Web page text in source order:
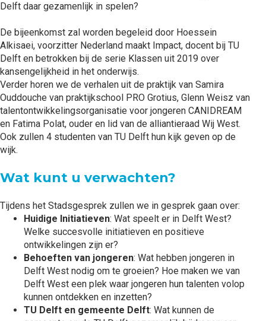
Delft daar gezamenlijk in spelen?
De bijeenkomst zal worden begeleid door Hoessein
Alkisaei, voorzitter Nederland maakt Impact, docent bij TU
Delft en betrokken bij de serie Klassen uit 2019 over
kansengelijkheid in het onderwijs.
Verder horen we de verhalen uit de praktijk van Samira
Ouddouche van praktijkschool PRO Grotius, Glenn Weisz van
talentontwikkelingsorganisatie voor jongeren CANIDREAM
en Fatima Polat, ouder en lid van de alliantieraad Wij West.
Ook zullen 4 studenten van TU Delft hun kijk geven op de
wijk.
Wat kunt u verwachten?
Tijdens het Stadsgesprek zullen we in gesprek gaan over:
Huidige Initiatieven: Wat speelt er in Delft West?
Welke succesvolle initiatieven en positieve
ontwikkelingen zijn er?
Behoeften van jongeren: Wat hebben jongeren in
Delft West nodig om te groeien? Hoe maken we van
Delft West een plek waar jongeren hun talenten volop
kunnen ontdekken en inzetten?
TU Delft en gemeente Delft: Wat kunnen de